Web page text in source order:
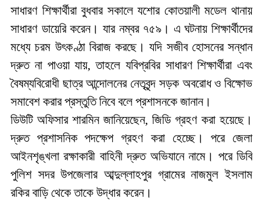
সাধারণ শিক্ষার্থীরা বুধবার সকালে যশোর কোতয়ালী মডেল থানায়
সাধারণ ডায়েরি করেন। যার নম্বর ৭৫৯। এ ঘটনায় শিক্ষার্থীদের
মধ্যে চরম উৎকণ্ঠা বিরাজ করছে। যদি সজীব হোসনের সন্ধান
দ্রুত না পাওয়া যায়, তাহলে যবিপ্রবির সাধারণ শিক্ষার্থীরা এবং
বৈষম্যবিরোধী ছাত্র আন্দোলনের নেতৃবৃন্দ সড়ক অবরোধ ও বিক্ষোভ
সমাবেশ করার প্রস্তুতি নিবে বলে প্রশাসনকে জানান।
ডিউটি অফিসার শারমিন জানিয়েছেন, জিডি গ্রহণ করা হয়েছে।
দ্রুত প্রশাসনিক পদক্ষেপ গ্রহণ করা হেচ্ছে। পরে জেলা
আইনশৃঙ্খলা রক্ষাকারী বাহিনী দ্রুত অভিযানে নামে। পরে ডিবি
পুলিশ সদর উপজেলার আব্দুল্লাহপুর গ্রামের নাজমুল ইসলাম
রকির বাড়ি থেকে তাকে উদ্ধার করেন।